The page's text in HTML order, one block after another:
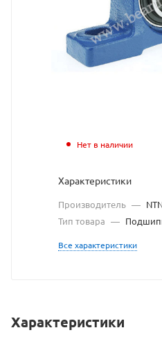
Нет в наличии
Характеристики
Производитель —
Тип товара —
Все характеристики
Характеристики